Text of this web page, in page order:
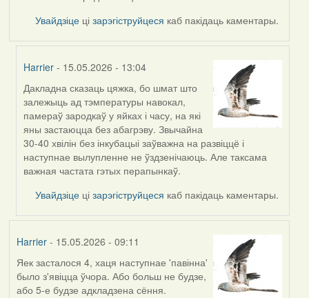
Увайдзіце цізарэгіструйцеся каб пакідаць каментары.
Harrier - 15.05.2026 - 13:04
In
reply
to
by
Burry
Дакладна сказаць цяжка, бо шмат што
залежыць ад тэмпературы навокал,
памераў зародкаў у яйках і часу, на які
яны застаюцца без абагрэву. Звычайна
30-40 хвілін без інкубацыі заўважна на развіццё і
наступнае вылупленне не ўздзенічаюць. Але таксама
важная частата гэтых перапынкаў.
Увайдзіце цізарэгіструйцеся каб пакідаць каментары.
Harrier- 15.05.2026 - 09:11
Яек засталося 4, хаця наступнае 'павінна'
было з'явіцца ўчора. Або больш не будзе,
або 5-е будзе адкладзена сёння.